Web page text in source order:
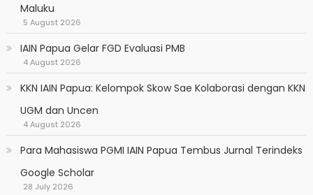
Maluku
5 August 2026
IAIN Papua Gelar FGD Evaluasi PMB
4 August 2026
KKN IAIN Papua: Kelompok Skow Sae Kolaborasi dengan KKN
UGM dan Uncen
4 August 2026
Para Mahasiswa PGMI IAIN Papua Tembus Jurnal Terindeks
Google Scholar
28 July 2026